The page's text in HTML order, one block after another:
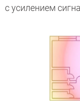
с усилением